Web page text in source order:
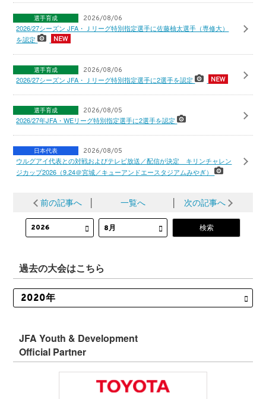
選手育成 2026/08/06
2026/27シーズン JFA・Ｊリーグ特別指定選手に佐藤柚太選手（専修大）
を認定
選手育成 2026/08/06
2026/27シーズン JFA・Ｊリーグ特別指定選手に2選手を認定
選手育成 2026/08/05
2026/27年JFA・WEリーグ特別指定選手に2選手を認定
日本代表 2026/08/05
ウルグアイ代表との対戦およびテレビ放送／配信が決定 キリンチャレン
ジカップ2026（9.24＠宮城／キューアンドエースタジアムみやぎ）
前の記事へ 一覧へ 次の記事へ
過去の大会はこちら
JFA Youth & Development
Official Partner